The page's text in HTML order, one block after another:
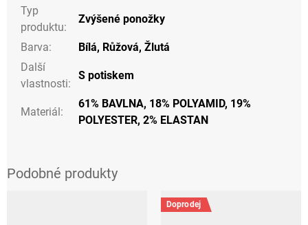
Typ
produktu:
Zvýšené ponožky
Barva: Bílá, Růžová, Žlutá
Další
vlastnosti:
S potiskem
Materiál:
61% BAVLNA, 18% POLYAMID, 19%
POLYESTER, 2% ELASTAN
Doprodej